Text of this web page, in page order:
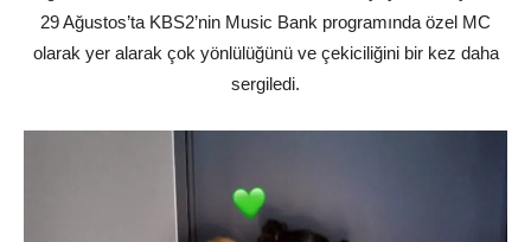
29 Ağustos’ta KBS2’nin Music Bank programında özel MC
olarak yer alarak çok yönlülüğünü ve çekiciliğini bir kez daha
sergiledi.